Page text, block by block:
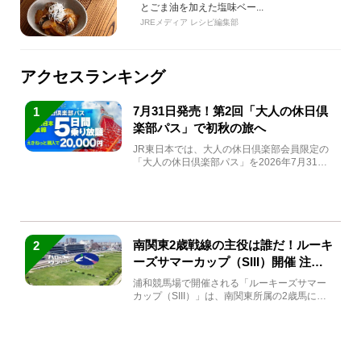
とごま油を加えた塩味ベー...
JREメディア レシピ編集部
アクセスランキング
1
7月31日発売！第2回「大人の休日倶
楽部パス」で初秋の旅へ
JR東日本では、大人の休日倶楽部会員限定の
「大人の休日倶楽部パス」を2026年7月31日
2
南関東2歳戦線の主役は誰だ！ルーキ
ーズサマーカップ（SIII）開催 注目
馬と見どころをチェック
浦和競馬場で開催される「ルーキーズサマー
カップ（SIII）」は、南関東所属の2歳馬によ